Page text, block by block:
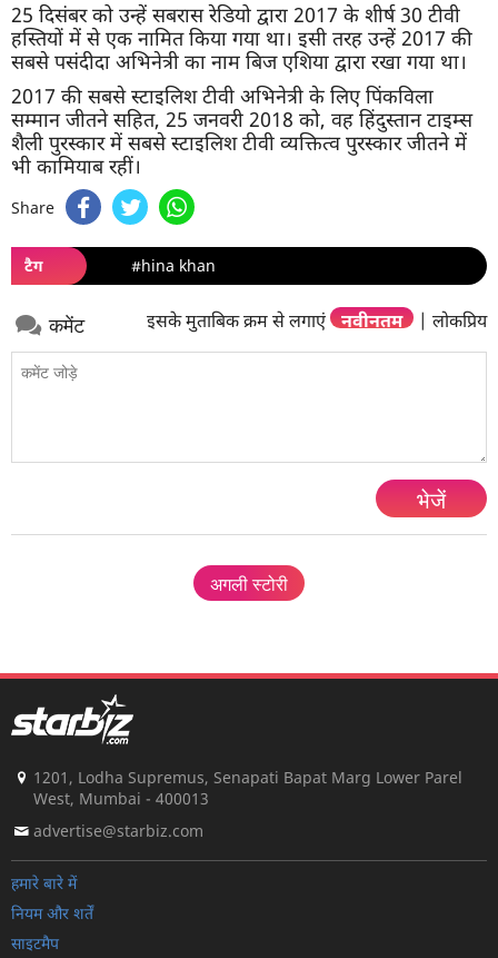
25 दिसंबर को उन्हें सबरास रेडियो द्वारा 2017 के शीर्ष 30 टीवी
हस्तियों में से एक नामित किया गया था। इसी तरह उन्हें 2017 की
सबसे पसंदीदा अभिनेत्री का नाम बिज एशिया द्वारा रखा गया था।
2017 की सबसे स्टाइलिश टीवी अभिनेत्री के लिए पिंकविला
सम्मान जीतने सहित, 25 जनवरी 2018 को, वह हिंदुस्तान टाइम्स
शैली पुरस्कार में सबसे स्टाइलिश टीवी व्यक्तित्व पुरस्कार जीतने में
भी कामियाब रहीं।
Share
टैग #hina khan
कमेंट इसके मुताबिक क्रम से लगाएं नवीनतम | लोकप्रिय
भेजें
अगली स्टोरी
1201, Lodha Supremus, Senapati Bapat Marg Lower Parel
West, Mumbai - 400013
advertise@starbiz.com
हमारे बारे में
नियम और शर्तें
साइटमैप